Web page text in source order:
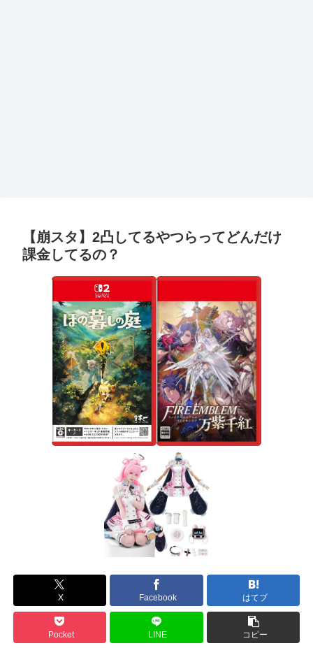
【崩スタ】2凸してるやつらってどんだけ
課金してるの？
X Facebook はてブ
Pocket LINE コピー